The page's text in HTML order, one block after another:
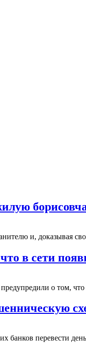
и, доказывая
в сети
о том,
банков перевести